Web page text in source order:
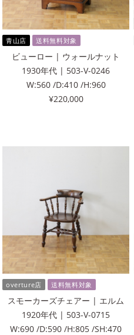
青山店 送料無料対象
ビューロー | ウォールナット
1930年代 | 503-V-0246
W:560 /D:410 /H:960
¥220,000
overture店 送料無料対象
スモーカーズチェアー | エルム
1920年代 | 503-V-0715
W:690 /D:590 /H:805 /SH:470